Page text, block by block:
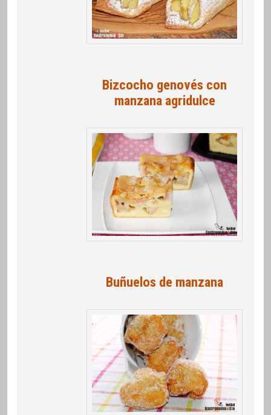
Bizcocho genovés con
manzana agridulce
Buñuelos de manzana